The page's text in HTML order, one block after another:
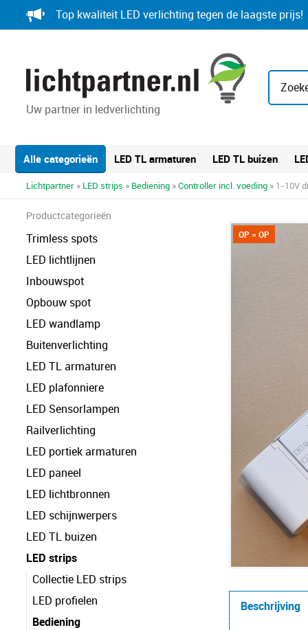
to
Top kwaliteit LED verlichting tegen de laagste prijs!
Uw partner in ledverlichting
Alle categorieën LED TL armaturen LED TL buizen
Lichtpartner » LED strips » Bediening »Controller incl. voeding » 1-10V
Productcategorieën
Trimless spots
LED lichtlijnen
Inbouwspot
Opbouw spot
LED wandlamp
Buitenverlichting
LED TL armaturen
LED plafonniere
LED Sensorlampen
Railverlichting
LED portiek armaturen
LED paneel
LED lichtbronnen
LED schijnwerpers
LED TL buizen
LED strips
Collectie LED strips
LED profielen
Bediening
OP = OP
Beschrijving